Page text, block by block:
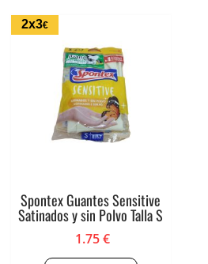
2x3€
Spontex Guantes Sensitive
Satinados y sin Polvo Talla S
1.75€